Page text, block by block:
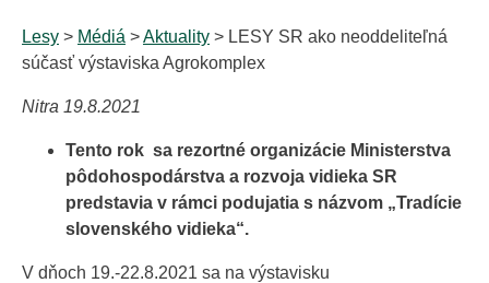
Lesy > Médiá >Aktuality > LESY SR ako neoddeliteľná
súčasť výstaviska Agrokomplex
Nitra 19.8.2021
Tento rok sa rezortné organizácie Ministerstva
pôdohospodárstva a rozvoja vidieka SR
predstavia v rámci podujatia s názvom „Tradície
slovenského vidieka“.
V dňoch 19.-22.8.2021 sa na výstavisku